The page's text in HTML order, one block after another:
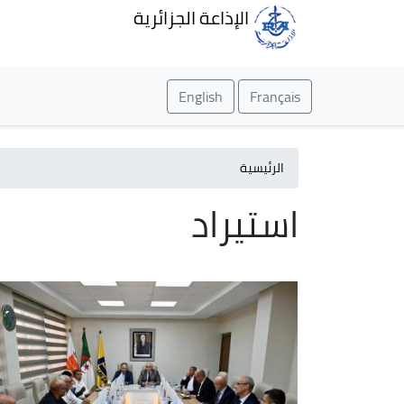
الإذاعة الجزائرية
Français
English
الرئيسية
استيراد